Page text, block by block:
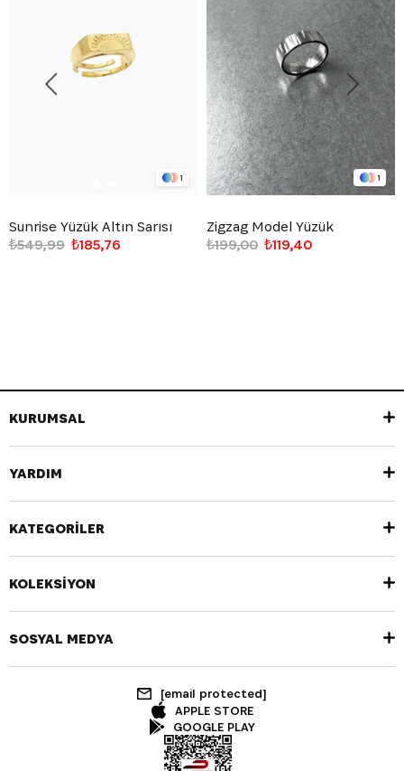
1
Sunrise Yüzük Altın Sarısı
₺185,76
₺549,99
1
Zigzag Model Yüzük
₺119,40
₺199,00
KURUMSAL
YARDIM
KATEGORİLER
KOLEKSİYON
SOSYAL MEDYA
[email protected]
APPLE STORE
GOOGLE PLAY